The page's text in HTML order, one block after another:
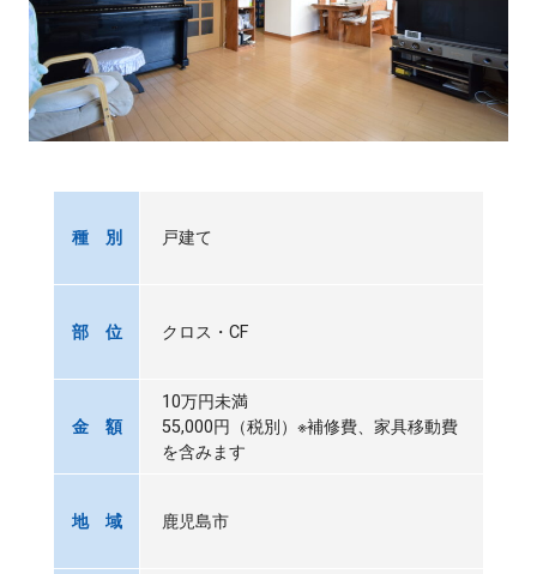
種 別 戸建て
部 位 クロス・CF
金 額
10万円未満
55,000円（税別）※補修費、家具移動費
を含みます
地 域 鹿児島市